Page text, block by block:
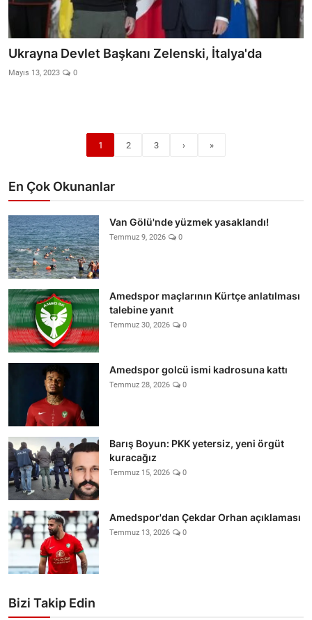
Ukrayna Devlet Başkanı Zelenski, İtalya'da
Mayıs 13, 2023 0
1 2 3 › »
En Çok Okunanlar
Van Gölü'nde yüzmek yasaklandı!
Temmuz 9, 2026 0
Amedspor maçlarının Kürtçe anlatılması
talebine yanıt
Temmuz 30, 2026 0
Amedspor golcü ismi kadrosuna kattı
Temmuz 28, 2026 0
Barış Boyun: PKK yetersiz, yeni örgüt
kuracağız
Temmuz 15, 2026 0
Amedspor'dan Çekdar Orhan açıklaması
Temmuz 13, 2026 0
Bizi Takip Edin